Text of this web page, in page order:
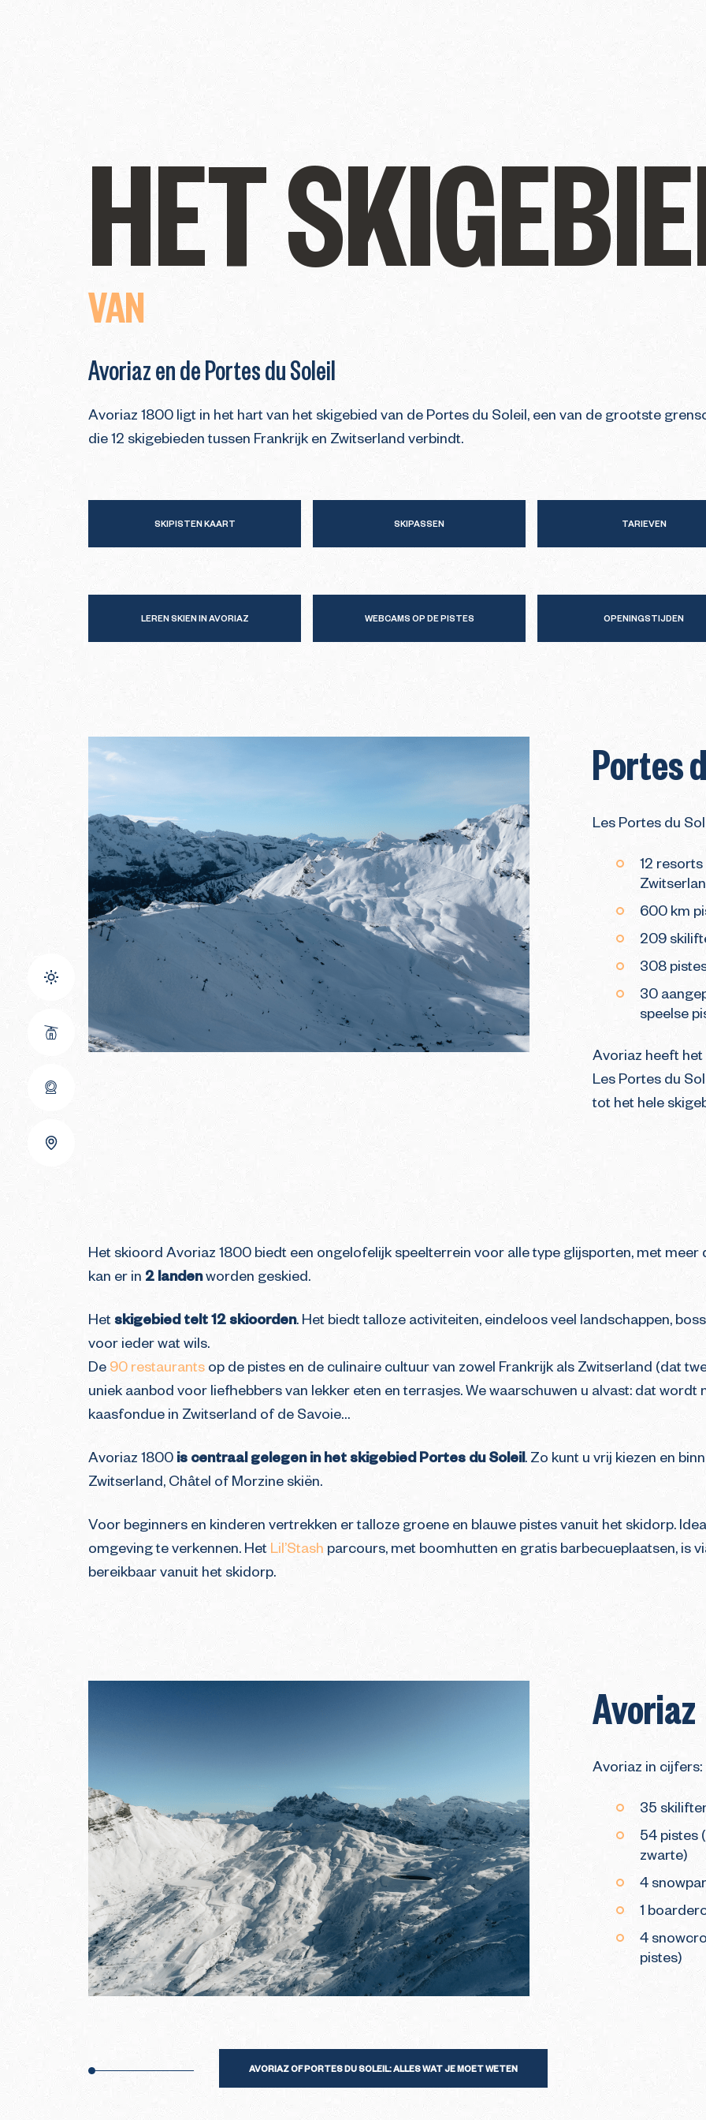
Soleil
HET
VAN
Avoriaz en de Portes du Soleil
Avoriaz 1800 ligt in het hart van het skigebied van de Portes du Soleil, een van de grootste
die 12 skigebieden tussen Frankrijk en Zwitserland verbindt.
SKIPISTEN KAART SKIPASSEN TARIEVEN
LEREN SKIEN IN AVORIAZ WEBCAMS OP DE PISTES OPENINGSTIJDEN
Portes
Les Portes du
12
600 km
209
308
30
speelse
Avoriaz heeft het
Les Portes du
tot het hele
Het skioord Avoriaz 1800 biedt een ongelofelijk speelterrein voor alle type glijsporten, met meer
kan er in 2 landenworden geskied.
Het skigebied telt 12 skioorden. Het biedt talloze activiteiten, eindeloos veel landschappen,
voor ieder wat wils.
De 90 restaurants op de pistes en de culinaire cultuur van zowel Frankrijk als Zwitserland (dat
uniek aanbod voor liefhebbers van lekker eten en terrasjes. We waarschuwen u alvast: dat wordt
kaasfondue in Zwitserland of de Savoie…
Avoriaz 1800 is centraal gelegen in het skigebied Portes du Soleil. Zo kunt u vrij kiezen en
Zwitserland, Châtel of Morzine skiën.
Voor beginners en kinderen vertrekken er talloze groene en blauwe pistes vanuit het skidorp.
omgeving te verkennen. Het Lil’Stash parcours, met boomhutten en gratis barbecueplaatsen, is
bereikbaar vanuit het skidorp.
Avoriaz
Avoriaz in cijfers:
35
54 pistes
zwarte)
4
1
4
pistes)
AVORIAZ OF PORTES DU SOLEIL: ALLES WAT JE MOET WETEN